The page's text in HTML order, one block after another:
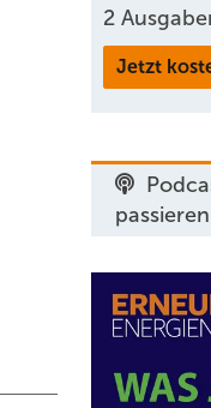
-
2
Jetzt